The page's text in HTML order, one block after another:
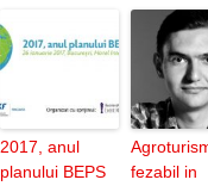
2017, anul
planului BEPS
fezabil in